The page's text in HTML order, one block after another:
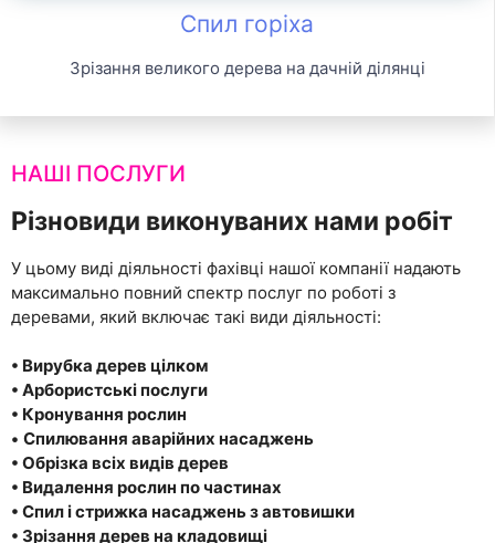
Спил горіха
Зрізання великого дерева на дачній ділянці
НАШІ ПОСЛУГИ
Різновиди виконуваних нами робіт
У цьому виді діяльності фахівці нашої компанії надають
максимально повний спектр послуг по роботі з
деревами, який включає такі види діяльності:
• Вирубка дерев цілком
• Арбористські послуги
• Кронування рослин
• Спилювання аварійних насаджень
• Обрізка всіх видів дерев
• Видалення рослин по частинах
• Спил і стрижка насаджень з автовишки
• Зрізання дерев на кладовищі